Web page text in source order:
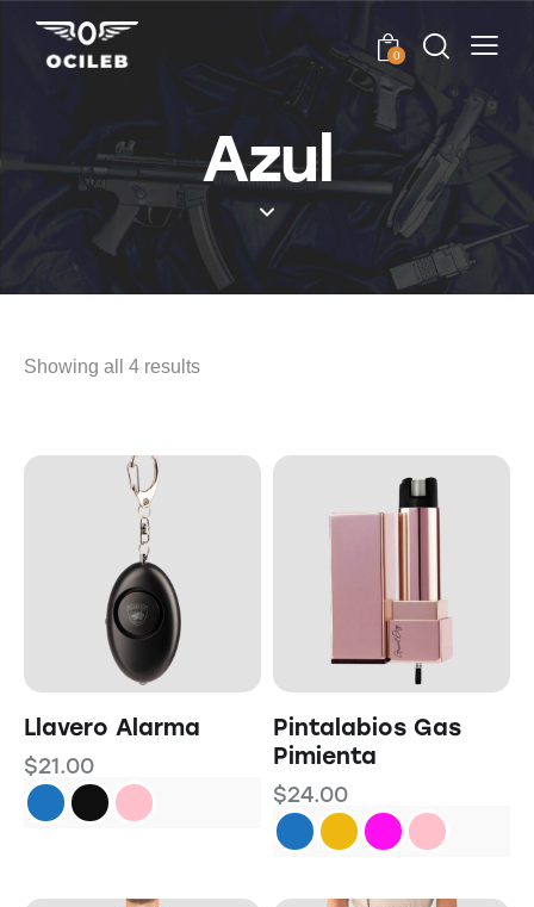
0
Azul
Showing all 4 results
Llavero Alarma
$21.00
Pintalabios Gas
Pimienta
$24.00